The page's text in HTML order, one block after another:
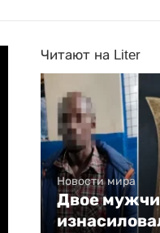
Читают на Liter
Новости мира
Двое